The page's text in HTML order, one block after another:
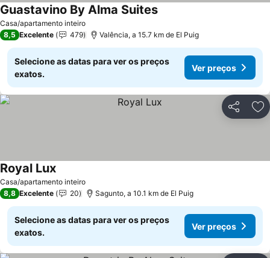
Casa/apartamento inteiro
Guastavino By Alma Suites
8,5 Excelente 479 Valência, a 15.7 km de El Puig
Selecione as datas para ver os preços
exatos.
Ver preços
Partilhar
Casa/apartamento inteiro
Royal Lux
8,8 Excelente 20 Sagunto, a 10.1 km de El Puig
Selecione as datas para ver os preços
exatos.
Ver preços